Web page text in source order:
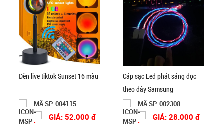
004446
TÌNH
CÒN HÀNG
Bảo
Đèn live tiktok Sunset 16 màu
MÃ SP: 004115
GIÁ: 52.000 đ
Cáp sạc Led phát sáng dọc
theo dây Samsung
MÃ SP: 002308
GIÁ: 28.000 đ